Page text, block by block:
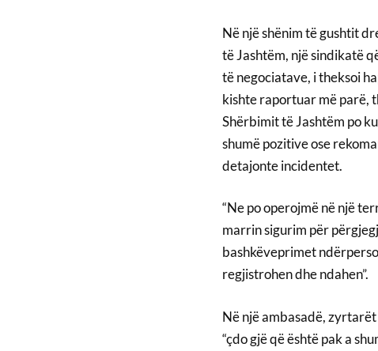
Në një shënim të gushtit
të Jashtëm, një sindikatë
të negociatave, i theksoi
kishte raportuar më parë,
Shërbimit të Jashtëm po
shumë pozitive ose
detajonte incidentet.
“Ne po operojmë në një
marrin sigurim për
bashkëveprimet
regjistrohen dhe ndahen”.
Në një ambasadë,
“çdo gjë që është pak a